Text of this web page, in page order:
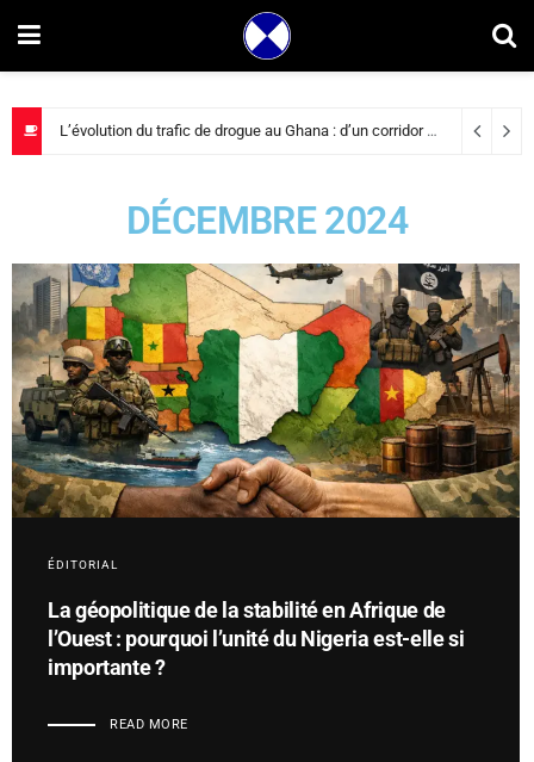
L’évolution du trafic de drogue au Ghana : d’un corridor de transit à la consommation intérieure
DÉCEMBRE 2024
ÉDITORIAL
La géopolitique de la stabilité en Afrique de
l’Ouest : pourquoi l’unité du Nigeria est-elle si
importante ?
READ MORE